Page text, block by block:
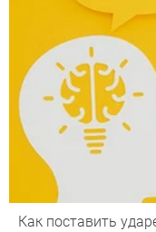
Как поставить